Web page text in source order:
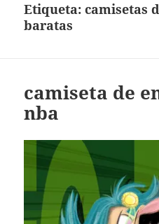
Etiqueta:camisetas
baratas
camiseta de
nba